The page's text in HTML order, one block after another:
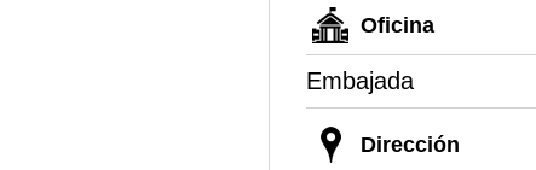
Oficina
Embajada
Dirección